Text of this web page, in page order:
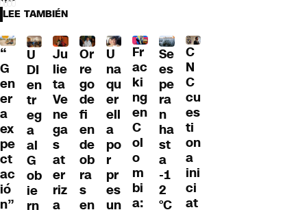
LEE TAMBIÉN
“
G
en
er
a
ex
pe
ct
ac
ió
n”
U
DI
en
tr
eg
a
al
G
ob
ie
rn
Ju
lie
ta
Ve
ne
ga
s
at
er
riz
a
Or
re
go
de
fi
en
de
ob
ra
s
en
U
na
qu
er
ell
a
po
r
pr
es
un
Fr
ac
ki
ng
en
C
ol
o
m
bi
a:
Se
es
pe
ra
n
ha
st
a
-1
2
°C
C
N
C
cu
es
ti
on
a
ini
ci
at